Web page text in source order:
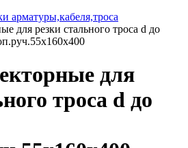
арматуры,кабеля,троса
для резки стального троса d до
для
троса d до